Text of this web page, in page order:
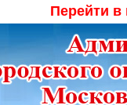
Перейти